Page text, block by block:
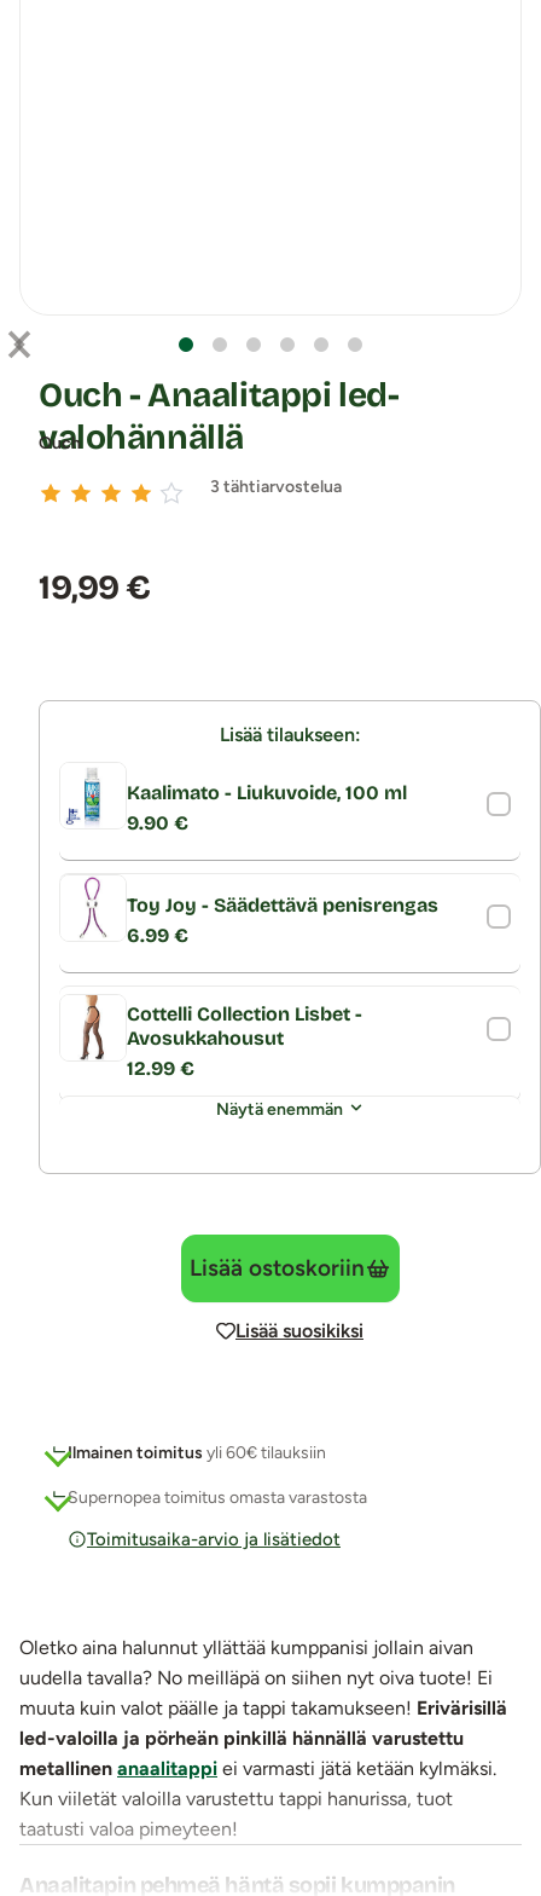
Ouch
Ouch - Anaalitappi led-
valohännällä
3 tähtiarvostelua
Hinta:
19,99 €
Lisää tilaukseen:
Kaalimato - Liukuvoide, 100 ml
9.90 €
Toy Joy - Säädettävä penisrengas
6.99 €
Cottelli Collection Lisbet -
Avosukkahousut
12.99 €
Näytä enemmän
Lisää ostoskoriin
Lisää suosikiksi
Ilmainen toimitus yli 60€ tilauksiin
Supernopea toimitus omasta varastosta
Toimitusaika-arvio ja lisätiedot
Oletko aina halunnut yllättää kumppanisi jollain aivan
uudella tavalla? No meilläpä on siihen nyt oiva tuote! Ei
muuta kuin valot päälle ja tappi takamukseen! Erivärisillä
led-valoilla ja pörheän pinkillä hännällä varustettu
metallinen anaalitappi ei varmasti jätä ketään kylmäksi.
Kun viiletät valoilla varustettu tappi hanurissa, tuot
taatusti valoa pimeyteen!
Anaalitapin pehmeä häntä sopii kumppanin